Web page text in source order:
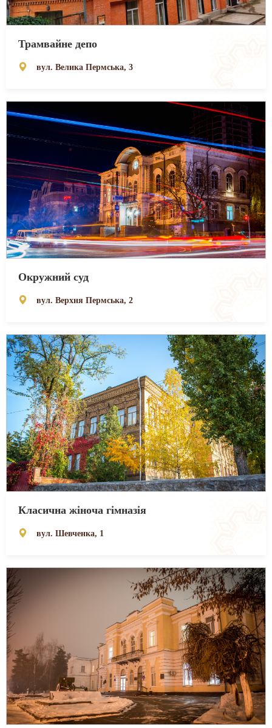
Трамвайне депо
вул. Велика Пермська, 3
Окружний суд
вул. Верхня Пермська, 2
Класична жіноча гімназія
вул. Шевченка, 1